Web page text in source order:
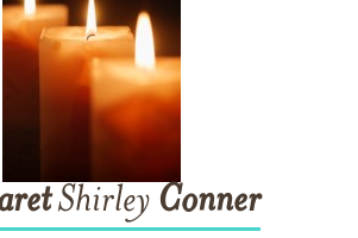
Shirley Conner